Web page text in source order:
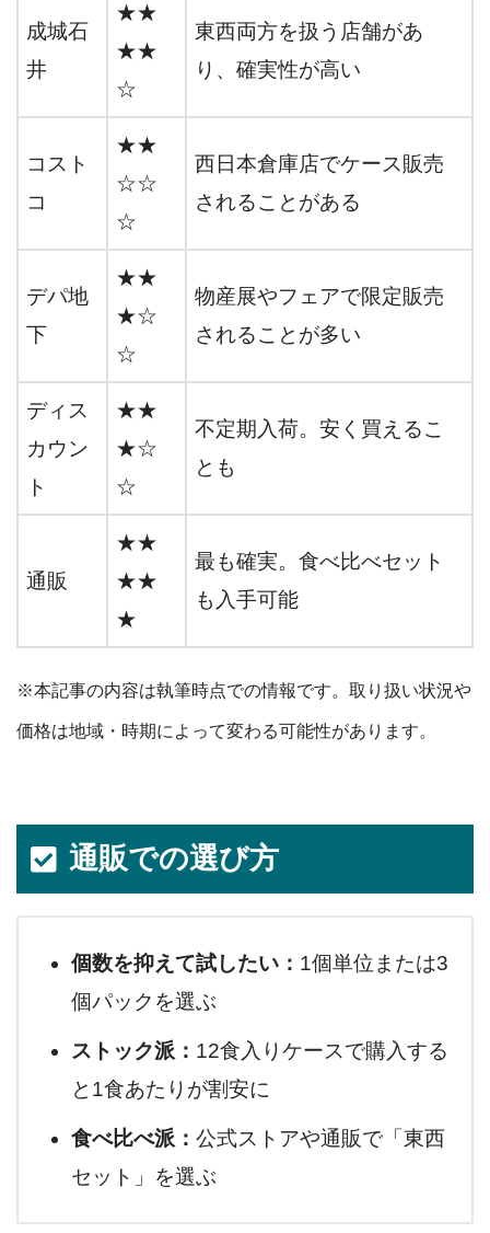
成城石
井
★★
★★
☆
東西両方を扱う店舗があ
り、確実性が高い
コスト
コ
★★
☆☆
☆
西日本倉庫店でケース販売
されることがある
デパ地
下
★★
★☆
☆
物産展やフェアで限定販売
されることが多い
ディス
カウン
ト
★★
★☆
☆
不定期入荷。安く買えるこ
とも
通販
★★
★★
★
最も確実。食べ比べセット
も入手可能
※本記事の内容は執筆時点での情報です。取り扱い状況や
価格は地域・時期によって変わる可能性があります。
通販での選び方
個数を抑えて試したい： 1個単位または3
個パックを選ぶ
ストック派： 12食入りケースで購入する
と1食あたりが割安に
食べ比べ派： 公式ストアや通販で「東西
セット」を選ぶ